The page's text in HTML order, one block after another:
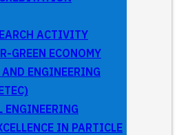
ACTIVITY
GREEN ECONOMY
ENGINEERING
IN PARTICLE